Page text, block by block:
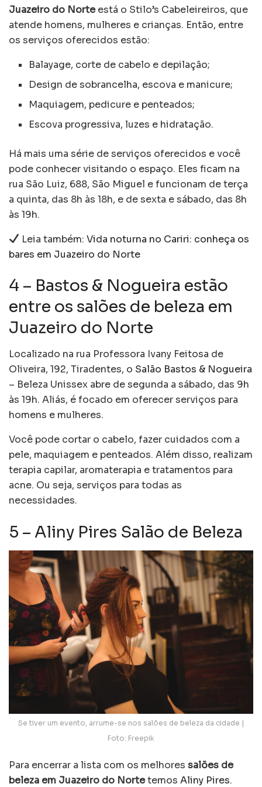
Juazeiro do Norteestá o Stilo’s Cabeleireiros, que
atende homens, mulheres e crianças. Então, entre
os serviços oferecidos estão:
Balayage, corte de cabelo e depilação;
Design de sobrancelha, escova e manicure;
Maquiagem, pedicure e penteados;
Escova progressiva, luzes e hidratação.
Há mais uma série de serviços oferecidos e você
pode conhecer visitando o espaço. Eles ficam na
rua São Luiz, 688, São Miguel e funcionam de terça
a quinta, das 8h às 18h, e de sexta e sábado, das 8h
às 19h.
Leia também:Vida noturna no Cariri: conheça os
bares em Juazeiro do Norte
4 – Bastos & Nogueira estão
entre os salões de beleza em
Juazeiro do Norte
Localizado na rua Professora Ivany Feitosa de
Oliveira, 192, Tiradentes, o Salão Bastos & Nogueira
– Beleza Unissex abre de segunda a sábado, das 9h
às 19h. Aliás, é focado em oferecer serviços para
homens e mulheres.
Você pode cortar o cabelo, fazer cuidados com a
pele, maquiagem e penteados. Além disso, realizam
terapia capilar, aromaterapia e tratamentos para
acne. Ou seja, serviços para todas as
necessidades.
5 – Aliny Pires Salão de Beleza
Se tiver um evento, arrume-se nos salões de beleza da cidade |
Foto: Freepik
Para encerrar a lista com os melhores salões de
beleza em Juazeiro do Nortetemos Aliny Pires.